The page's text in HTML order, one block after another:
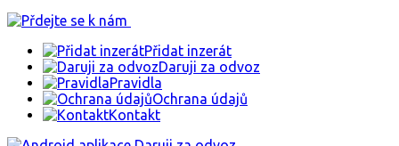
Přidat inzerát
Daruji za odvoz
Pravidla
Ochrana údajů
Kontakt